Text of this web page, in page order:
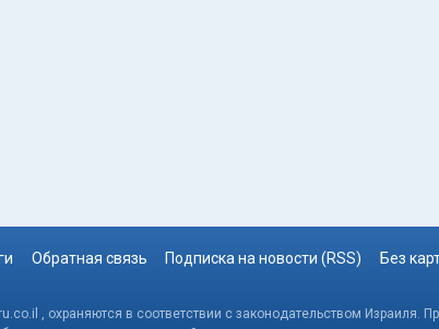
Обратная связь Подписка на новости (RSS) Без
, охраняются в соответствии с законодательством Израиля.